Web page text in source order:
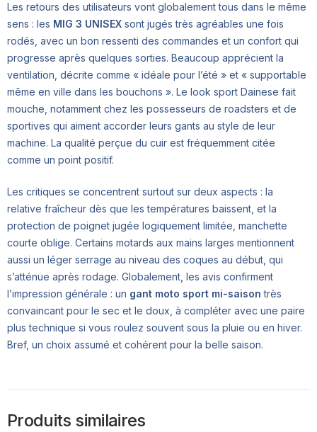
Les retours des utilisateurs vont globalement tous dans le même
sens : les MIG 3 UNISEX sont jugés très agréables une fois
rodés, avec un bon ressenti des commandes et un confort qui
progresse après quelques sorties. Beaucoup apprécient la
ventilation, décrite comme « idéale pour l’été » et « supportable
même en ville dans les bouchons ». Le look sport Dainese fait
mouche, notamment chez les possesseurs de roadsters et de
sportives qui aiment accorder leurs gants au style de leur
machine. La qualité perçue du cuir est fréquemment citée
comme un point positif.
Les critiques se concentrent surtout sur deux aspects : la
relative fraîcheur dès que les températures baissent, et la
protection de poignet jugée logiquement limitée, manchette
courte oblige. Certains motards aux mains larges mentionnent
aussi un léger serrage au niveau des coques au début, qui
s’atténue après rodage. Globalement, les avis confirment
l’impression générale : un gant moto sport mi-saison très
convaincant pour le sec et le doux, à compléter avec une paire
plus technique si vous roulez souvent sous la pluie ou en hiver.
Bref, un choix assumé et cohérent pour la belle saison.
Produits similaires